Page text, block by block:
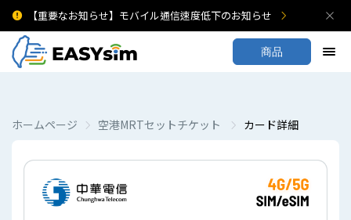
【重要なお知らせ】モバイル通信速度低下のお知らせ
商品
ホームページ 空港MRTセットチケット カード詳細